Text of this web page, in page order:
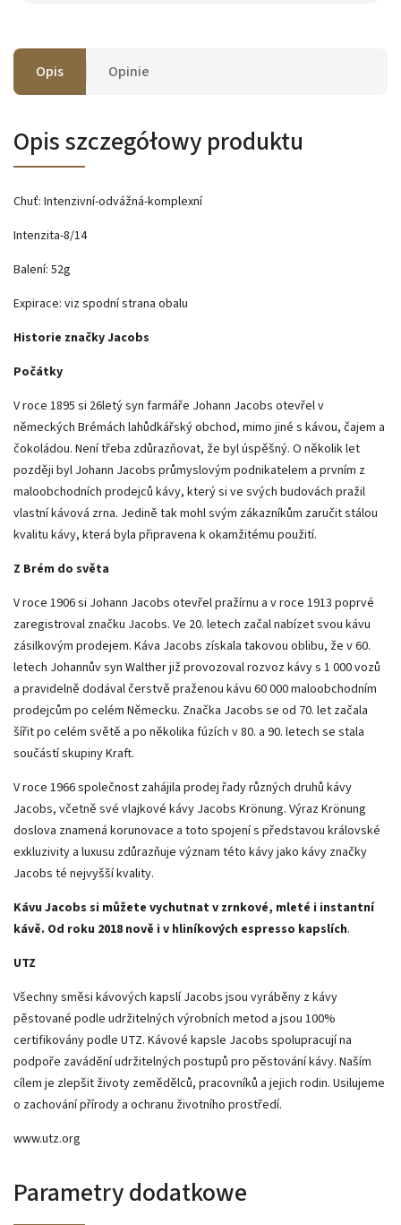
Opis Opinie
Opis szczegółowy produktu
Chuť: Intenzivní-odvážná-komplexní
Intenzita-8/14
Balení: 52g
Expirace: viz spodní strana obalu
Historie značky Jacobs
Počátky
V roce 1895 si 26letý syn farmáře Johann Jacobs otevřel v
německých Brémách lahůdkářský obchod, mimo jiné s kávou, čajem a
čokoládou. Není třeba zdůrazňovat, že byl úspěšný. O několik let
později byl Johann Jacobs průmyslovým podnikatelem a prvním z
maloobchodních prodejců kávy, který si ve svých budovách pražil
vlastní kávová zrna. Jedině tak mohl svým zákazníkům zaručit stálou
kvalitu kávy, která byla připravena k okamžitému použití.
Z Brém do světa
V roce 1906 si Johann Jacobs otevřel pražírnu a v roce 1913 poprvé
zaregistroval značku Jacobs. Ve 20. letech začal nabízet svou kávu
zásilkovým prodejem. Káva Jacobs získala takovou oblibu, že v 60.
letech Johannův syn Walther již provozoval rozvoz kávy s 1 000 vozů
a pravidelně dodával čerstvě praženou kávu 60 000 maloobchodním
prodejcům po celém Německu. Značka Jacobs se od 70. let začala
šířit po celém světě a po několika fúzích v 80. a 90. letech se stala
součástí skupiny Kraft.
V roce 1966 společnost zahájila prodej řady různých druhů kávy
Jacobs, včetně své vlajkové kávy Jacobs Krönung. Výraz Krönung
doslova znamená korunovace a toto spojení s představou královské
exkluzivity a luxusu zdůrazňuje význam této kávy jako kávy značky
Jacobs té nejvyšší kvality.
Kávu Jacobs si můžete vychutnat v zrnkové, mleté i instantní
kávě. Od roku 2018 nově i v hliníkových espresso kapslích.
UTZ
Všechny směsi kávových kapslí Jacobs jsou vyráběny z kávy
pěstované podle udržitelných výrobních metod a jsou 100%
certifikovány podle UTZ. Kávové kapsle Jacobs spolupracují na
podpoře zavádění udržitelných postupů pro pěstování kávy. Naším
cílem je zlepšit životy zemědělců, pracovníků a jejich rodin. Usilujeme
o zachování přírody a ochranu životního prostředí.
www.utz.org
Parametry dodatkowe